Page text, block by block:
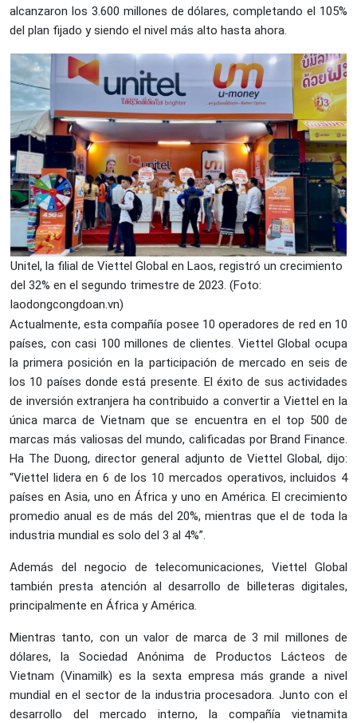
alcanzaron los 3.600 millones de dólares, completando el 105%
del plan fijado y siendo el nivel más alto hasta ahora.
Unitel, la filial de Viettel Global en Laos, registró un crecimiento
del 32% en el segundo trimestre de 2023. (Foto:
laodongcongdoan.vn)
Actualmente, esta compañía posee 10 operadores de red en 10
países, con casi 100 millones de clientes. Viettel Global ocupa
la primera posición en la participación de mercado en seis de
los 10 países donde está presente. El éxito de sus actividades
de inversión extranjera ha contribuido a convertir a Viettel en la
única marca de Vietnam que se encuentra en el top 500 de
marcas más valiosas del mundo, calificadas por Brand Finance.
Ha The Duong, director general adjunto de Viettel Global, dijo:
“Viettel lidera en 6 de los 10 mercados operativos, incluidos 4
países en Asia, uno en África y uno en América. El crecimiento
promedio anual es de más del 20%, mientras que el de toda la
industria mundial es solo del 3 al 4%”.
Además del negocio de telecomunicaciones, Viettel Global
también presta atención al desarrollo de billeteras digitales,
principalmente en África y América.
Mientras tanto, con un valor de marca de 3 mil millones de
dólares, la Sociedad Anónima de Productos Lácteos de
Vietnam (Vinamilk) es la sexta empresa más grande a nivel
mundial en el sector de la industria procesadora. Junto con el
desarrollo del mercado interno, la compañía vietnamita